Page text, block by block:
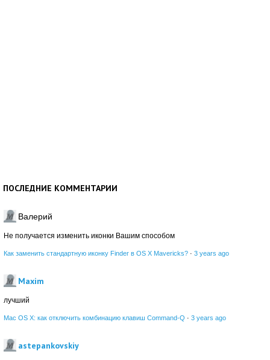
ПОСЛЕДНИЕ КОММЕНТАРИИ
Валерий
Не получается изменить иконки Вашим способом
Как заменить стандартную иконку Finder в OS X Mavericks? · 3 years ago
Maxim
лучший
Mac OS X: как отключить комбинацию клавиш Command-Q · 3 years ago
astepankovskiy